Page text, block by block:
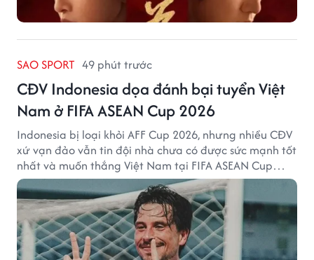
SAO SPORT 49 phút trước
CĐV Indonesia dọa đánh bại tuyển Việt
Nam ở FIFA ASEAN Cup 2026
Indonesia bị loại khỏi AFF Cup 2026, nhưng nhiều CĐV
xứ vạn đảo vẫn tin đội nhà chưa có được sức mạnh tốt
nhất và muốn thắng Việt Nam tại FIFA ASEAN Cup
2026.